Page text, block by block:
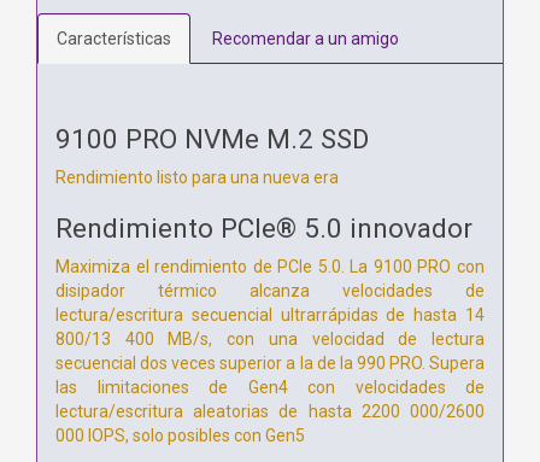
Características Recomendar a un amigo
9100 PRO NVMe M.2 SSD
Rendimiento listo para una nueva era
Rendimiento PCIe® 5.0 innovador
Maximiza el rendimiento de PCIe 5.0. La 9100 PRO con
disipador térmico alcanza velocidades de
lectura/escritura secuencial ultrarrápidas de hasta 14
800/13 400 MB/s, con una velocidad de lectura
secuencial dos veces superior a la de la 990 PRO. Supera
las limitaciones de Gen4 con velocidades de
lectura/escritura aleatorias de hasta 2200 000/2600
000 IOPS, solo posibles con Gen5